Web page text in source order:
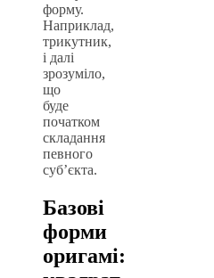
форму.
Наприклад,
трикутник,
і далі
зрозуміло,
що
буде
початком
складання
певного
суб’єкта.
Базові
форми
оригамі: